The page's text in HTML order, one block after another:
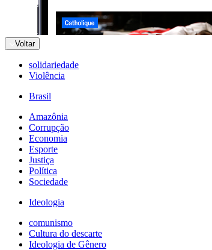
Voltar
solidariedade
Violência
Brasil
Amazônia
Corrupção
Economia
Esporte
Justiça
Política
Sociedade
Ideologia
comunismo
Cultura do descarte
Ideologia de Gênero